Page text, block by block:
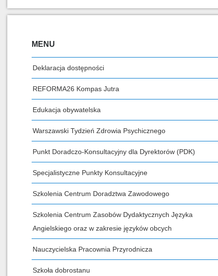
MENU
Deklaracja dostępności
REFORMA26 Kompas Jutra
Edukacja obywatelska
Warszawski Tydzień Zdrowia Psychicznego
Punkt Doradczo-Konsultacyjny dla Dyrektorów (PDK)
Specjalistyczne Punkty Konsultacyjne
Szkolenia Centrum Doradztwa Zawodowego
Szkolenia Centrum Zasobów Dydaktycznych Języka
Angielskiego oraz w zakresie języków obcych
Nauczycielska Pracownia Przyrodnicza
Szkoła dobrostanu